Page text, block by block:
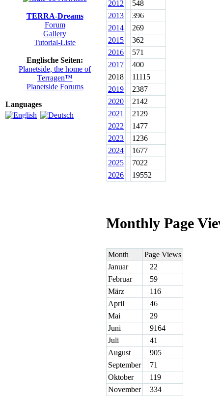
TERRA-Dreams
Forum
Gallery
Tutorial-Liste
Englische Seiten:
Planetside, the home of
Terragen™
Planetside Forums
Languages
2012
548
2013
396
2014
269
2015
362
2016
571
2017
400
2018
11115
2019
2387
2020
2142
2021
2129
2022
1477
2023
1236
2024
1677
2025
7022
2026
19552
Monthly Page
Month
Page Views
Januar
22
Februar
59
März
116
April
46
Mai
29
Juni
9164
Juli
41
August
905
September
71
Oktober
119
November
334